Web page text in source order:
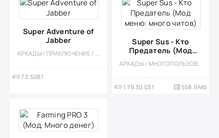
Super Adventure of
Jabber
АРКАДЫ / ПРИКЛЮЧЕНИЕ / ВИД СБОКУ / ПИКСЕЛЬНАЯ / ДЛЯ ВСЕЙ СЕМЬИ / ЭКШЕНЫ / ПЛАТФОРМЕРЫ / ФЭНТЕЗИ / СЛЭШЕР / КАЗУАЛЬНЫЕ / ОДНОПОЛЬЗОВАТЕЛЬСКИЕ / СТИЛИЗАЦИЯ / ОФЛАЙН / ПО МУЛЬТФИЛЬМАМ
7.3.5081
Super Sus - Кто
Предатель (Мод
меню: много читов)АРКАДЫ / МНОГОПОЛЬЗОВАТЕЛЬСКАЯ / СТРАТЕГИИ / КАЗУАЛЬНЫЕ / СТИЛИЗАЦИЯ / СОРЕВНОВАТЕЛЬНАЯ / МОД / ВСТРОЕННЫЙ КЕШ
1.79.30.031 558.9 Mb